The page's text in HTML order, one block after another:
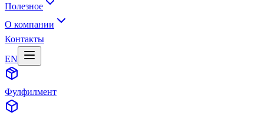
Полезное
О компании
Контакты
EN
Фулфилмент